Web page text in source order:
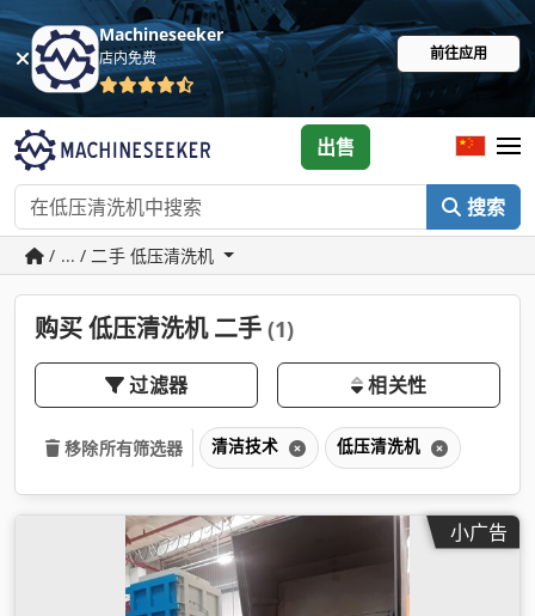
Machineseeker
店内免费 前往应用
搜索
出售
/ ... / 二手 低压清洗机
购买 低压清洗机 二手 (1)
过滤器 相关性
移除所有筛选器 清洁技术 低压清洗机
小广告